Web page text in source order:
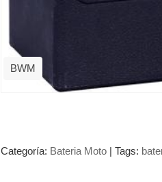
BWM
Categoría: Bateria Moto| Tags: